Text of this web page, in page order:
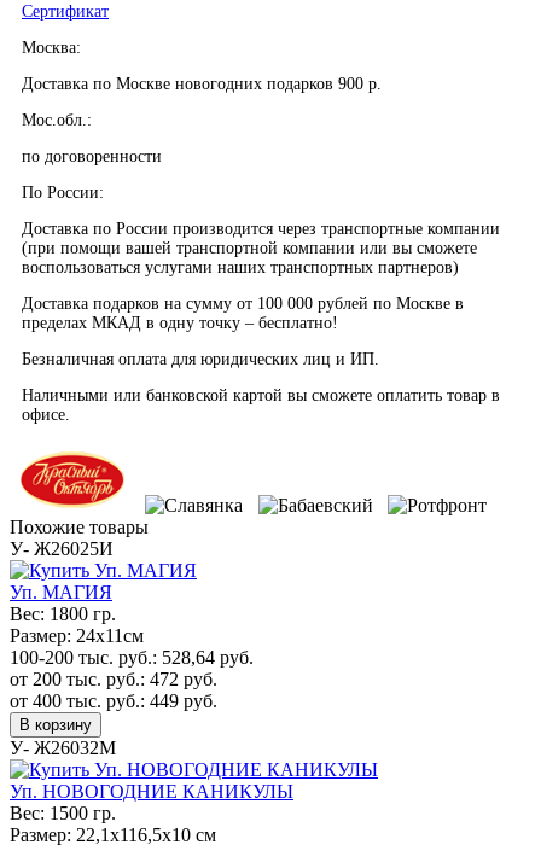
Сертификат
Москва:
Доставка по Москве новогодних подарков 900 р.
Мос.обл.:
по договоренности
По России:
Доставка по России производится через транспортные компании
(при помощи вашей транспортной компании или вы сможете
воспользоваться услугами наших транспортных партнеров)
Доставка подарков на сумму от 100 000 рублей по Москве в
пределах МКАД в одну точку – бесплатно!
Безналичная оплата для юридических лиц и ИП.
Наличными или банковской картой вы сможете оплатить товар в
офисе.
Похожие товары
У- Ж26025И
Уп. МАГИЯ
Вес: 1800 гр.
Размер: 24х11см
100-200 тыс. руб.: 528,64 руб.
от 200 тыс. руб.: 472 руб.
от 400 тыс. руб.: 449 руб.
В корзину
У- Ж26032М
Уп. НОВОГОДНИЕ КАНИКУЛЫ
Вес: 1500 гр.
Размер: 22,1х116,5х10 см